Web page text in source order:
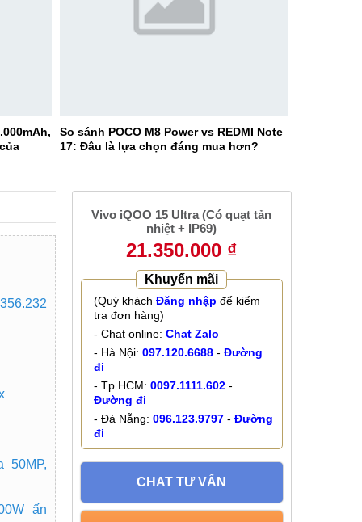
So sánh POCO M8 Power vs REDMI Note
17: Đâu là lựa chọn đáng mua hơn?
50MP,
ấn
Vivo iQOO 15 Ultra (Có quạt tản
nhiệt + IP69)
21.350.000 ₫
Khuyến mãi
(Quý khách Đăng nhập để kiểm
tra đơn hàng)
- Chat online: Chat Zalo
- Hà Nội: 097.120.6688- Đường
đi
- Tp.HCM: 0097.1111.602-
Đường đi
- Đà Nẵng: 096.123.9797- Đường
đi
CHAT TƯ VẤN